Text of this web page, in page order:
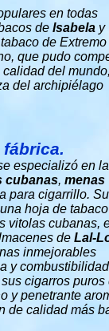
en todas
de lsabela y
de Extremo
que pudo
del
del archipiélago
especializó en la
cubanas, menas
para cigarrillo.
hoja de
vitolas cubanas,
de Lal-
inmejorables
y
cigarros puros
y penetrante
de calidad más